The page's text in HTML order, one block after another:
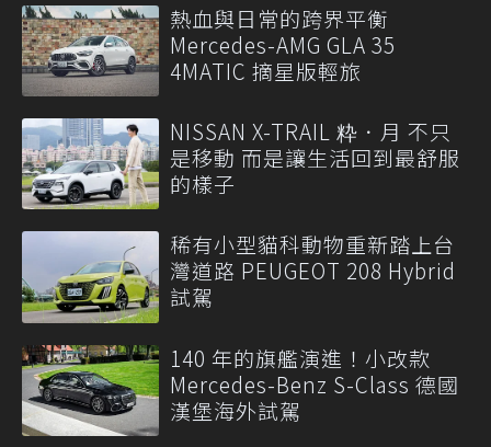
熱血與日常的跨界平衡
Mercedes-AMG GLA 35
4MATIC 摘星版輕旅
NISSAN X-TRAIL 粋．月 不只
是移動 而是讓生活回到最舒服
的樣子
稀有小型貓科動物重新踏上台
灣道路 PEUGEOT 208 Hybrid
試駕
140 年的旗艦演進！小改款
Mercedes-Benz S-Class 德國
漢堡海外試駕